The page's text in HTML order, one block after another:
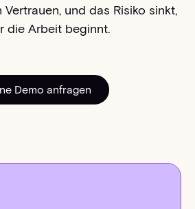
Vertrauen, und das Risiko sinkt,
die Arbeit beginnt.
Eine Demo anfragen
Demo anfragen